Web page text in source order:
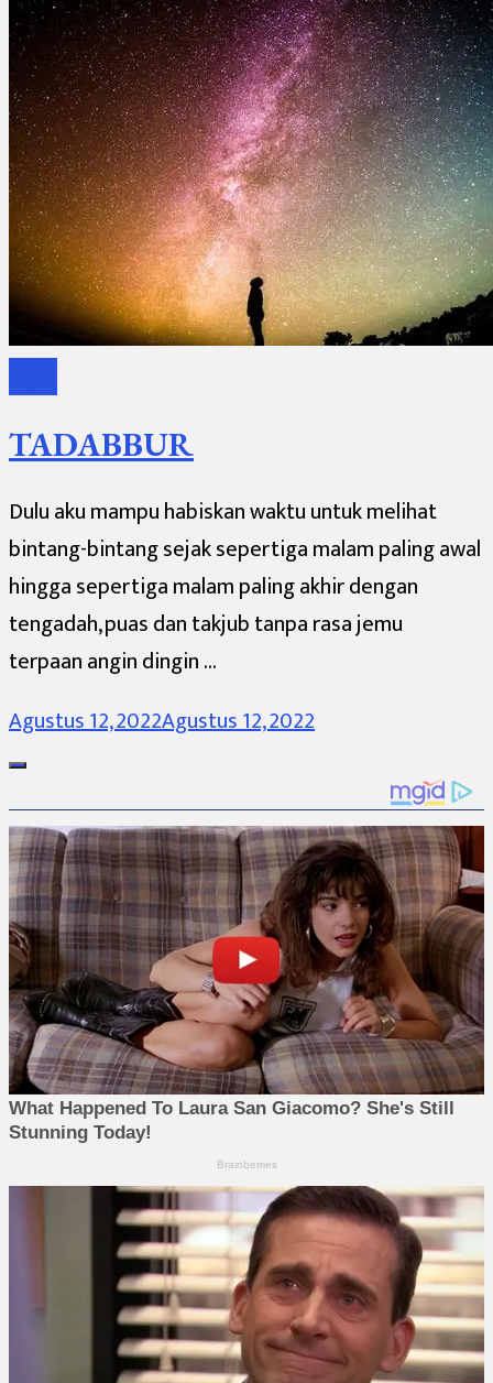
TADABBUR
Dulu aku mampu habiskan waktu untuk melihat
bintang-bintang sejak sepertiga malam paling awal
hingga sepertiga malam paling akhir dengan
tengadah, puas dan takjub tanpa rasa jemu
terpaan angin dingin …
Agustus 12, 2022Agustus 12, 2022